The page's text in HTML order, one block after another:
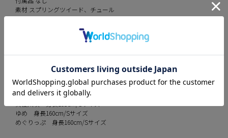
素材 スプリングツイード、チュール
カラー
white
ゆめ 身長160cm/Sサイズ
めぐりっぷ 身長160cm/Sサイズ